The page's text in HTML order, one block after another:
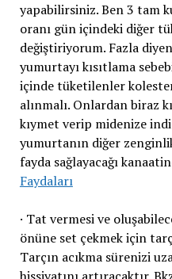
yapabilirsiniz. Ben 3 tam
oranı gün içindeki diğer
değiştiriyorum. Fazla
yumurtayı kısıtlama
içinde tüketilenler
alınmalı. Onlardan biraz
kıymet verip midenize
yumurtanın diğer
fayda sağlayacağı
Faydaları
· Tat vermesi ve
önüne set çekmek için
Tarçın acıkma sürenizi